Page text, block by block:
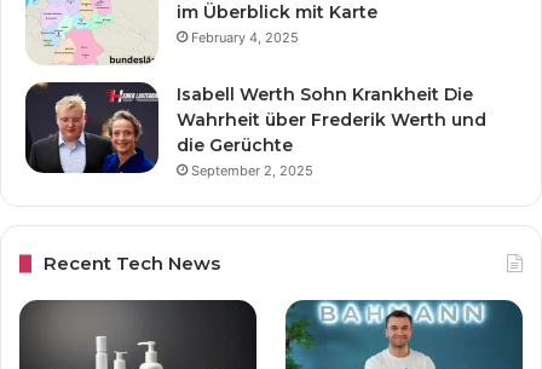
im Überblick mit Karte
February 4, 2025
Isabell Werth Sohn Krankheit Die
Wahrheit über Frederik Werth und
die Gerüchte
September 2, 2025
Recent Tech News